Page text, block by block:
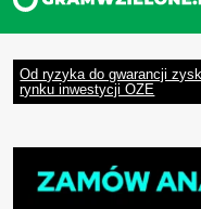
Od ryzyka do gwarancji
rynku inwestycji OZE